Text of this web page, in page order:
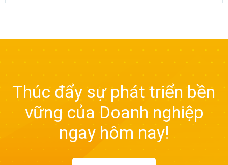
Thúc đẩy sự phát triển bền
vững của Doanh nghiệp
ngay hôm nay!